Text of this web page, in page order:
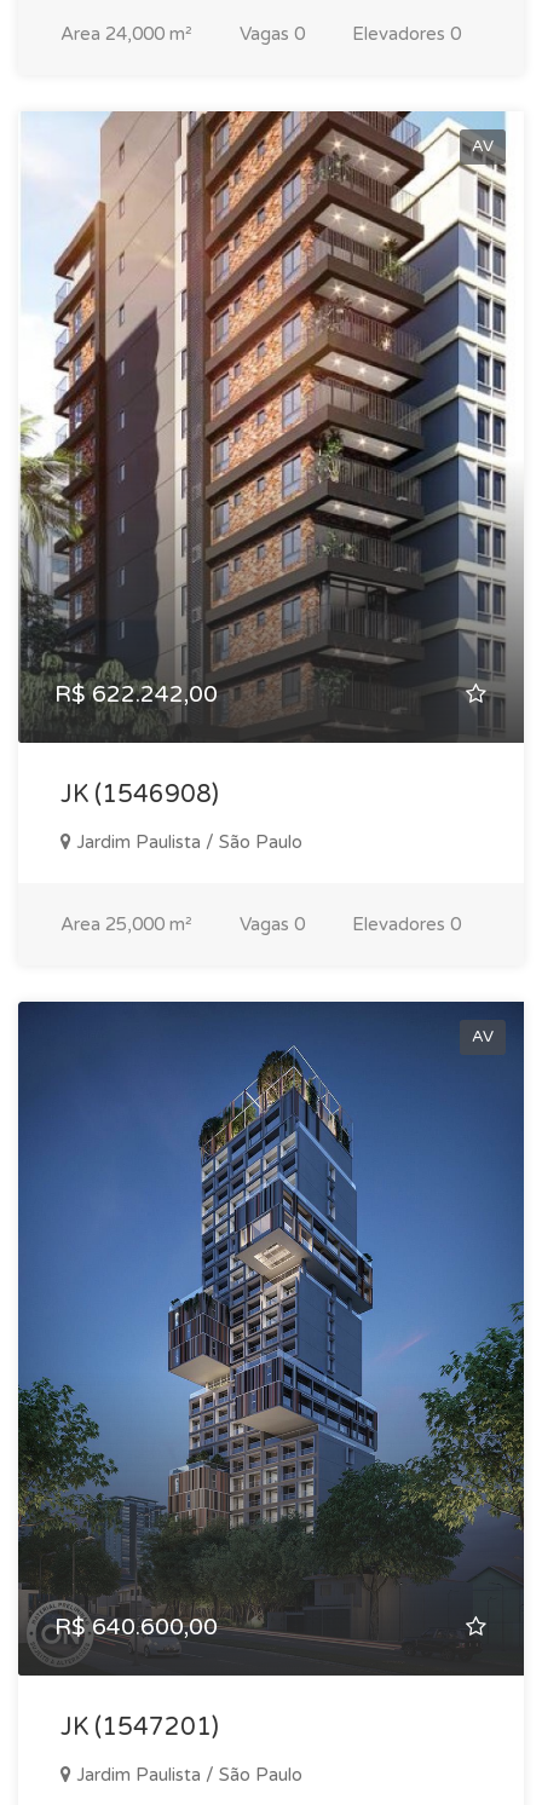
Area 24,000 m² Vagas 0 Elevadores 0
AV
R$ 622.242,00
JK (1546908)
Jardim Paulista / São Paulo
Area 25,000 m² Vagas 0 Elevadores 0
AV
R$ 640.600,00
JK (1547201)
Jardim Paulista / São Paulo